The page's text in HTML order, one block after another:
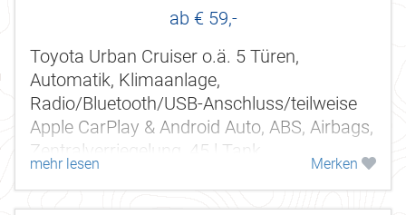
ab € 59,-
Toyota Urban Cruiser o.ä. 5 Türen,
Automatik, Klimaanlage,
Radio/Bluetooth/USB-Anschluss/teilweise
Apple CarPlay & Android Auto, ABS, Airbags,
Zentralverriegelung, 45 l Tank.
mehr lesen Merken